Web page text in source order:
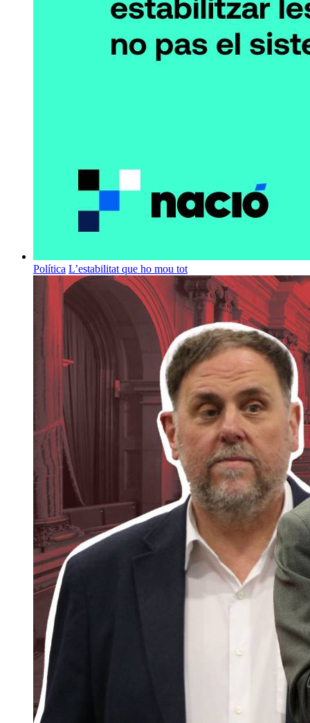
Política L’estabilitat que ho mou tot